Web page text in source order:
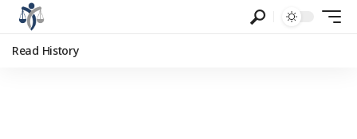
Read History